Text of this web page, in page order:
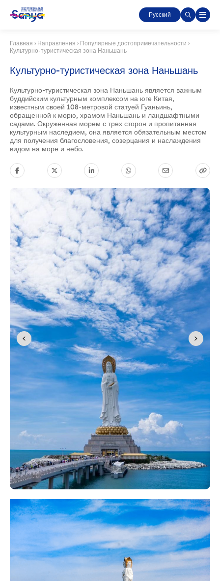
Русский
Главная › Направления › Популярные достопримечательности ›
Культурно-туристическая зона Наньшань
Культурно-туристическая зона Наньшань
Культурно-туристическая зона Наньшань является важным
буддийским культурным комплексом на юге Китая,
известным своей 108-метровой статуей Гуаньинь,
обращенной к морю, храмом Наньшань и ландшафтными
садами. Окруженная морем с трех сторон и пропитанная
культурным наследием, она является обязательным местом
для получения благословения, созерцания и наслаждения
видом на море и небо.